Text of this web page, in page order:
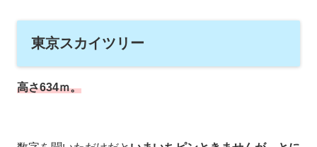
東京スカイツリー
高さ634ｍ。